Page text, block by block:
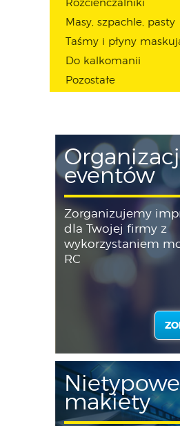
Rozcieńczalniki
Masy, szpachle, pasty
Taśmy i płyny
Do kalkomanii
Pozostałe
eventów
Zorganizujemy
dla Twojej firmy z
wykorzystaniem
RC
Nietypowe
makiety